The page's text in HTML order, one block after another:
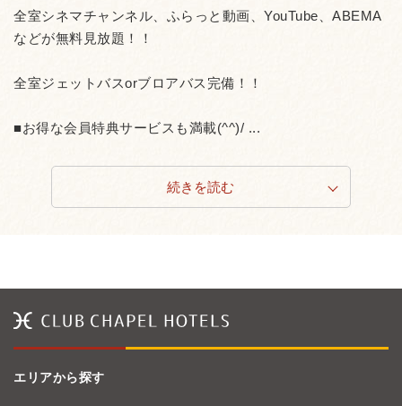
全室シネマチャンネル、ふらっと動画、YouTube、ABEMA
などが無料見放題！！
全室ジェットバスorブロアバス完備！！
■お得な会員特典サービスも満載(^^)/ ...
続きを読む
エリアから探す